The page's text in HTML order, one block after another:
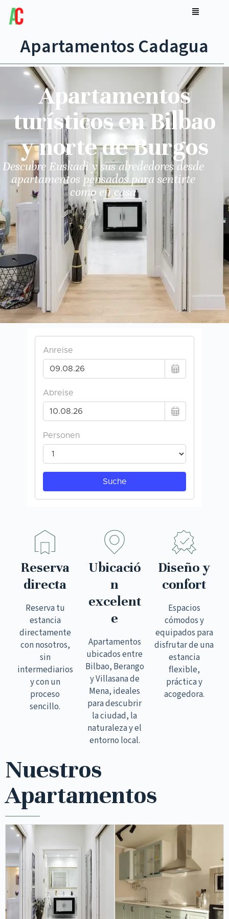
Apartamentos Cadagua
Apartamentos
turísticos en Bilbao
y norte de Burgos
Descubre Euskadi y sus alrededores desde
apartamentos pensados para sentirte
como en casa
Reserva
directa
Reserva tu
estancia
directamente
con nosotros,
sin
intermediarios
y con un
proceso
sencillo.
Ubicació
n
excelent
e
Apartamentos
ubicados entre
Bilbao, Berango
y Villasana de
Mena, ideales
para descubrir
la ciudad, la
naturaleza y el
entorno local.
Diseño y
confort
Espacios
cómodos y
equipados para
disfrutar de una
estancia
flexible,
práctica y
acogedora.
Nuestros
Apartamentos